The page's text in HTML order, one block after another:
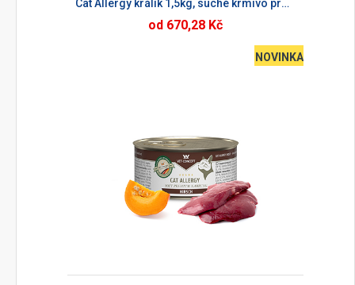
Cat Allergy králík 1,5kg, suché krmivo pro kočky
od 670,28 Kč
NOVINKA